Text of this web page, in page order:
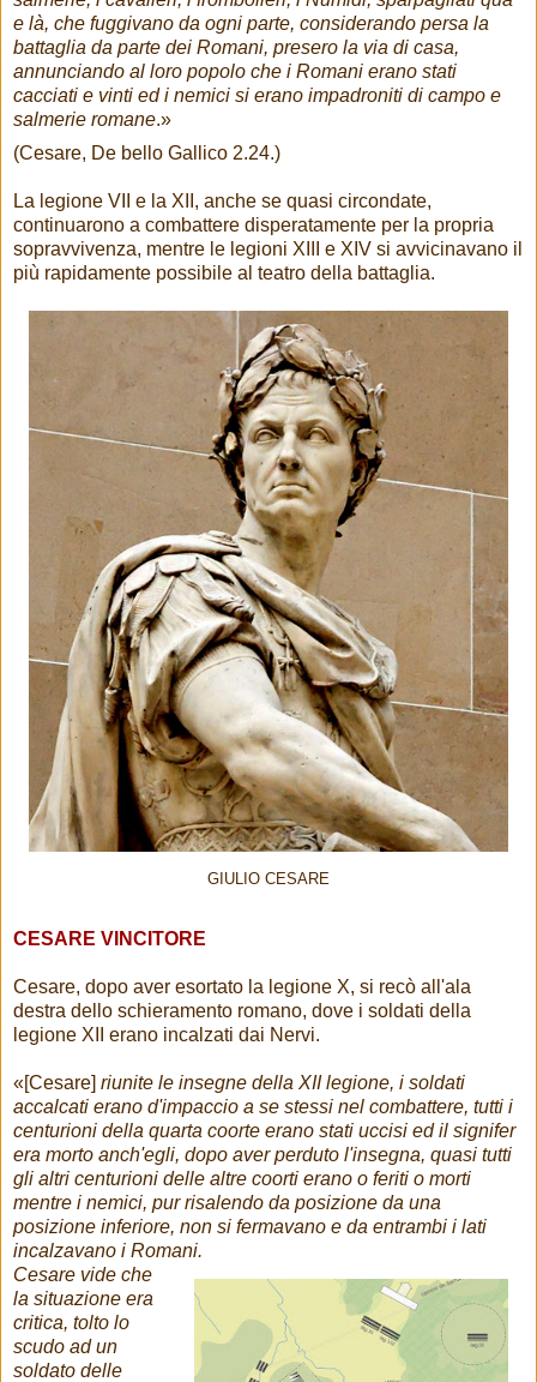
e là, che fuggivano da ogni parte, considerando persa la
battaglia da parte dei Romani, presero la via di casa,
annunciando al loro popolo che i Romani erano stati
cacciati e vinti ed i nemici si erano impadroniti di campo e
salmerie romane.»
(Cesare, De bello Gallico 2.24.)
La legione VII e la XII, anche se quasi circondate,
continuarono a combattere disperatamente per la propria
sopravvivenza, mentre le legioni XIII e XIV si avvicinavano il
più rapidamente possibile al teatro della battaglia.
GIULIO CESARE
CESARE VINCITORE
Cesare, dopo aver esortato la legione X, si recò all'ala
destra dello schieramento romano, dove i soldati della
legione XII erano incalzati dai Nervi.
«[Cesare] riunite le insegne della XII legione, i soldati
accalcati erano d'impaccio a se stessi nel combattere, tutti i
centurioni della quarta coorte erano stati uccisi ed il signifer
era morto anch'egli, dopo aver perduto l'insegna, quasi tutti
gli altri centurioni delle altre coorti erano o feriti o morti
mentre i nemici, pur risalendo da posizione da una
posizione inferiore, non si fermavano e da entrambi i lati
incalzavano i Romani.
Cesare vide che
la situazione era
critica, tolto lo
scudo ad un
soldato delle